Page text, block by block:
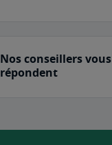
Nos conseillers vous
répondent